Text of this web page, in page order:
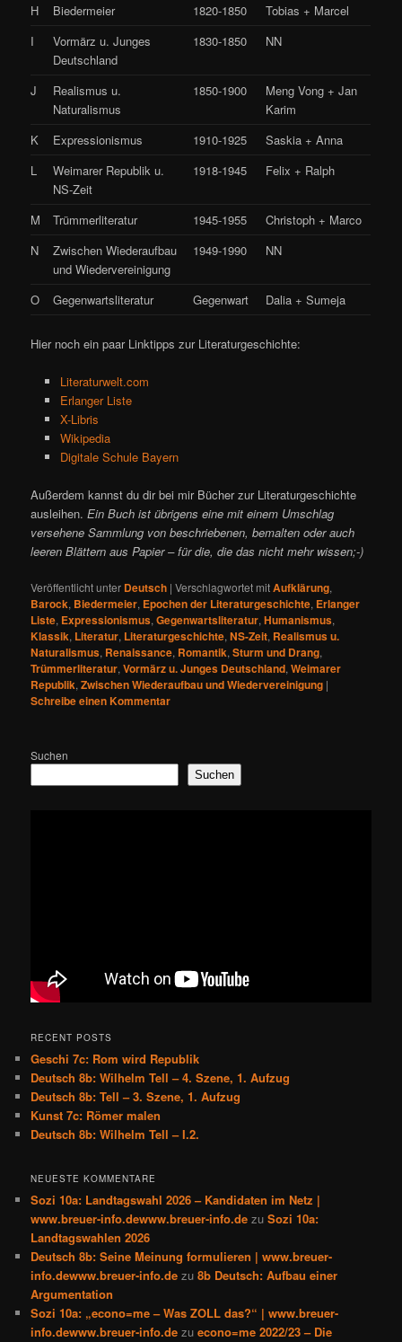
H
Biedermeier 1820-1850
Tobias + Marcel
I
Vormärz u. Junges
Deutschland
1830-1850 NN
J
Realismus u.
Naturalismus
1850-1900
Meng Vong + Jan
Karim
K
Expressionismus 1910-1925
Saskia + Anna
L
Weimarer Republik u.
NS-Zeit
1918-1945 Felix + Ralph
M Trümmerliteratur 1945-1955
Christoph + Marco
N
Zwischen Wiederaufbau
und Wiedervereinigung
1949-1990 NN
O Gegenwartsliteratur Gegenwart Dalia + Sumeja
Hier noch ein paar Linktipps zur Literaturgeschichte:
Literaturwelt.com
Erlanger Liste
X-Libris
Wikipedia
Digitale Schule Bayern
Außerdem kannst du dir bei mir Bücher zur Literaturgeschichte
ausleihen.Ein Buch ist übrigens eine mit einem Umschlag
versehene Sammlung von beschriebenen, bemalten oder auch
leeren Blättern aus Papier – für die, die das nicht mehr wissen;-)
Veröffentlicht unter Deutsch |Verschlagwortet mitAufklärung,
Barock, Biedermeier, Epochen der Literaturgeschichte, Erlanger
Liste, Expressionismus,Gegenwartsliteratur,Humanismus,
Klassik, Literatur, Literaturgeschichte,NS-Zeit, Realismus u.
Naturalismus, Renaissance, Romantik,Sturm und Drang,
Trümmerliteratur,Vormärz u. Junges Deutschland,Weimarer
Republik,Zwischen Wiederaufbau und Wiedervereinigung |
Schreibe einen Kommentar
Suchen
Suchen
RECENT POSTS
Geschi 7c: Rom wird Republik
Deutsch 8b: Wilhelm Tell – 4. Szene, 1. Aufzug
Deutsch 8b: Tell – 3. Szene, 1. Aufzug
Kunst 7c: Römer malen
Deutsch 8b: Wilhelm Tell – I.2.
NEUESTE KOMMENTARE
Sozi 10a: Landtagswahl 2026 – Kandidaten im Netz |
www.breuer-info.dewww.breuer-info.de zuSozi 10a:
Landtagswahlen 2026
Deutsch 8b: Seine Meinung formulieren | www.breuer-
info.dewww.breuer-info.de zu8b Deutsch: Aufbau einer
Argumentation
Sozi 10a: „econo=me – Was ZOLL das?“ | www.breuer-
info.dewww.breuer-info.de zuecono=me 2022/23 – Die